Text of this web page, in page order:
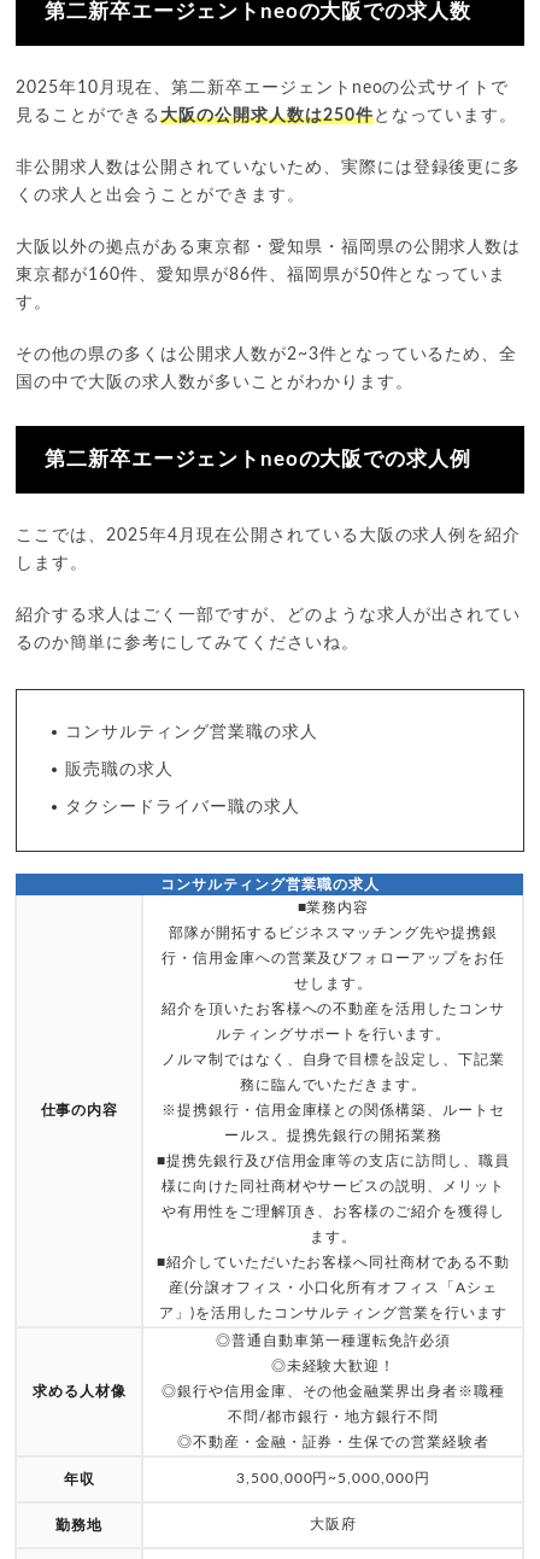
第二新卒エージェントneoの大阪での求人数
2025年10月現在、第二新卒エージェントneoの公式サイトで
見ることができる大阪の公開求人数は250件となっています。
非公開求人数は公開されていないため、実際には登録後更に多
くの求人と出会うことができます。
大阪以外の拠点がある東京都・愛知県・福岡県の公開求人数は
東京都が160件、愛知県が86件、福岡県が50件となっていま
す。
その他の県の多くは公開求人数が2~3件となっているため、全
国の中で大阪の求人数が多いことがわかります。
第二新卒エージェントneoの大阪での求人例
ここでは、2025年4月現在公開されている大阪の求人例を紹介
します。
紹介する求人はごく一部ですが、どのような求人が出されてい
るのか簡単に参考にしてみてくださいね。
コンサルティング営業職の求人
販売職の求人
タクシードライバー職の求人
コンサルティング営業職の求人
仕事の内容
■業務内容
部隊が開拓するビジネスマッチング先や提携銀
行・信用金庫への営業及びフォローアップをお任
せします。
紹介を頂いたお客様への不動産を活用したコンサ
ルティングサポートを行います。
ノルマ制ではなく、自身で目標を設定し、下記業
務に臨んでいただきます。
※提携銀行・信用金庫様との関係構築、ルートセ
ールス。提携先銀行の開拓業務
■提携先銀行及び信用金庫等の支店に訪問し、職員
様に向けた同社商材やサービスの説明、メリット
や有用性をご理解頂き、お客様のご紹介を獲得し
ます。
■紹介していただいたお客様へ同社商材である不動
産(分譲オフィス・小口化所有オフィス「Aシェ
ア」)を活用したコンサルティング営業を行います
求める人材像
◎普通自動車第一種運転免許必須
◎未経験大歓迎！
◎銀行や信用金庫、その他金融業界出身者※職種
不問/都市銀行・地方銀行不問
◎不動産・金融・証券・生保での営業経験者
年収 3,500,000円~5,000,000円
勤務地 大阪府